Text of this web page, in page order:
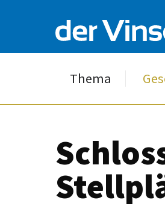
Thema